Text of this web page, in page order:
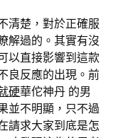
清楚，對於正確服
解過的。其實有沒
以直接影響到這款
良反應的出現。前
硬華佗神丹 的男
並不明顯，只不過
請求大家到底是怎